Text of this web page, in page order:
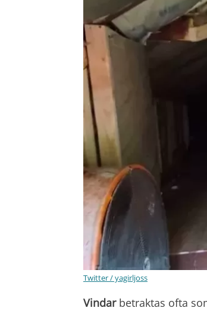
Twitter / yagirljoss
Vindarbetraktas ofta